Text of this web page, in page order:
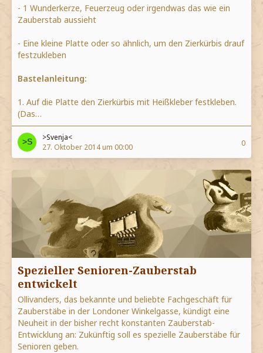
- 1 Wunderkerze, Feuerzeug oder irgendwas das wie ein
Zauberstab aussieht
- Eine kleine Platte oder so ähnlich, um den Zierkürbis drauf
festzukleben
Bastelanleitung:
1. Auf die Platte den Zierkürbis mit Heißkleber festkleben.
(Das…
>Svenja<
27. Oktober 2014 um 00:00
0
Spezieller Senioren-Zauberstab
entwickelt
Ollivanders, das bekannte und beliebte Fachgeschäft für
Zauberstäbe in der Londoner Winkelgasse, kündigt eine
Neuheit in der bisher recht konstanten Zauberstab-
Entwicklung an: Zukünftig soll es spezielle Zauberstäbe für
Senioren geben.